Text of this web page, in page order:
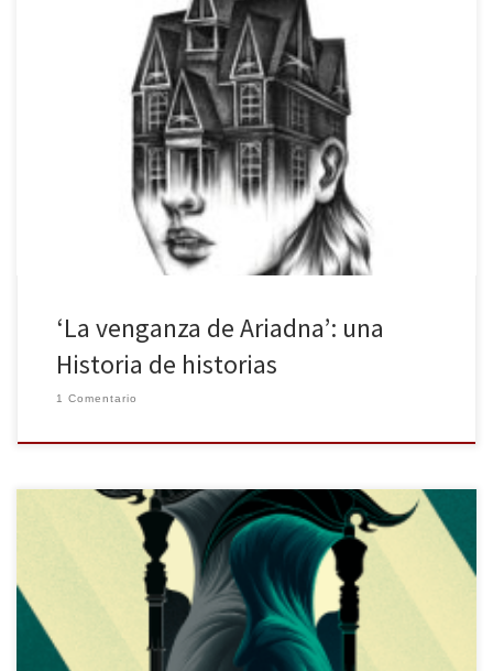
La venganza de Ariadna es el último libro publicado de Alba
Quintas Garciandia, esta vez de la mano de Nocturna Editorial.
Esta novela es un canto a la mujer; la autora trata de romper esos
estigmas que los rodean. María de Zayas ya da fe de ello allá por
‘La venganza de Ariadna’: una
Historia de historias
1 Comentario
Nocturna nos vuelve a sumergir en el futuro utópico de Nimbo, el
segundo volumen de El arco de la Guadaña. El libro de Neal
Shuterman llega pisando más fuerte que su predecesor Siega. El
mundo se encuentra regido perfectamente por el Nimbo. Así